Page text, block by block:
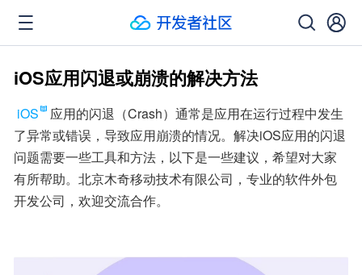
iOS应用闪退或崩溃的解决方法
iOS
应用的闪退（Crash）通常是应用在运行过程中发生
了异常或错误，导致应用崩溃的情况。解决iOS应用的闪退
问题需要一些工具和方法，以下是一些建议，希望对大家
有所帮助。北京木奇移动技术有限公司，专业的软件外包
开发公司，欢迎交流合作。